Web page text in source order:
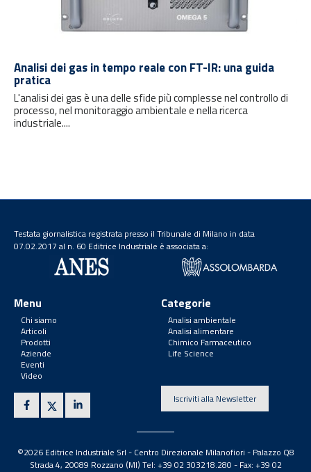
Analisi dei gas in tempo reale con FT-IR: una guida
pratica
L'analisi dei gas è una delle sfide più complesse nel controllo di
processo, nel monitoraggio ambientale e nella ricerca
industriale....
Testata giornalistica registrata presso il Tribunale di Milano in data
07.02.2017 al n. 60 Editrice Industriale è associata a:
Menu
Chi siamo
Articoli
Prodotti
Aziende
Eventi
Video
Categorie
Analisi ambientale
Analisi alimentare
Chimico Farmaceutico
Life Science
Iscriviti alla Newsletter
©2026 Editrice Industriale Srl - Centro Direzionale Milanofiori - Palazzo Q8
Strada 4, 20089 Rozzano (MI) Tel: +39 02 303218.280 - Fax: +39 02